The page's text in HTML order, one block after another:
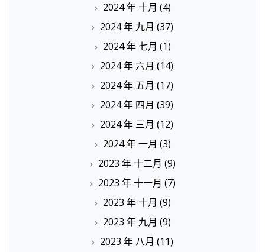
2024 年 十月 (4)
2024 年 九月 (37)
2024 年 七月 (1)
2024 年 六月 (14)
2024 年 五月 (17)
2024 年 四月 (39)
2024 年 三月 (12)
2024 年 一月 (3)
2023 年 十二月 (9)
2023 年 十一月 (7)
2023 年 十月 (9)
2023 年 九月 (9)
2023 年 八月 (11)